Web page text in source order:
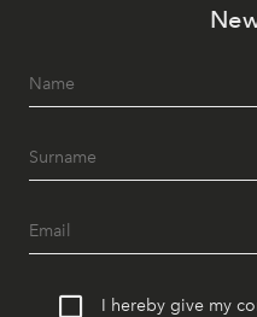
I hereby give my